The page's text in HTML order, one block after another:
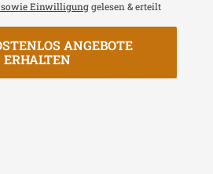
sowie Einwilligung gelesen & erteilt
ANGEBOTE
ERHALTEN